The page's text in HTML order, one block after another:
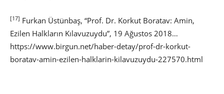
[17] Furkan Üstünbaş, “Prof. Dr. Korkut Boratav: Amin,
Ezilen Halkların Kılavuzuydu”, 19 Ağustos 2018…
https://www.birgun.net/haber-detay/prof-dr-korkut-
boratav-amin-ezilen-halklarin-kilavuzuydu-227570.html